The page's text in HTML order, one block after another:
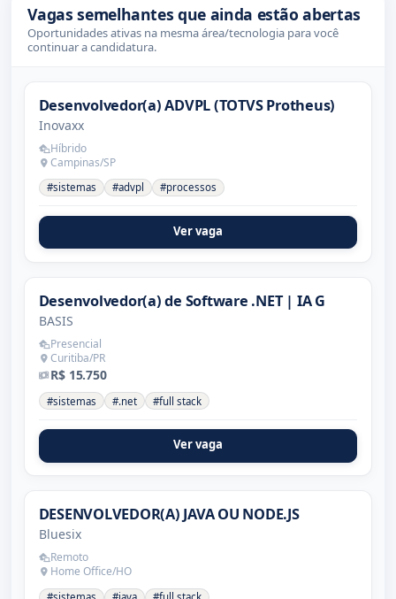
Vagas semelhantes que ainda estão abertas
Oportunidades ativas na mesma área/tecnologia para você
continuar a candidatura.
Desenvolvedor(a) ADVPL (TOTVS Protheus)
Inovaxx
Híbrido
Campinas/SP
#sistemas #advpl #processos
Ver vaga
Desenvolvedor(a) de Software .NET | IA G
BASIS
Presencial
Curitiba/PR
R$ 15.750
#sistemas #.net #full stack
Ver vaga
DESENVOLVEDOR(A) JAVA OU NODE.JS
Bluesix
Remoto
Home Office/HO